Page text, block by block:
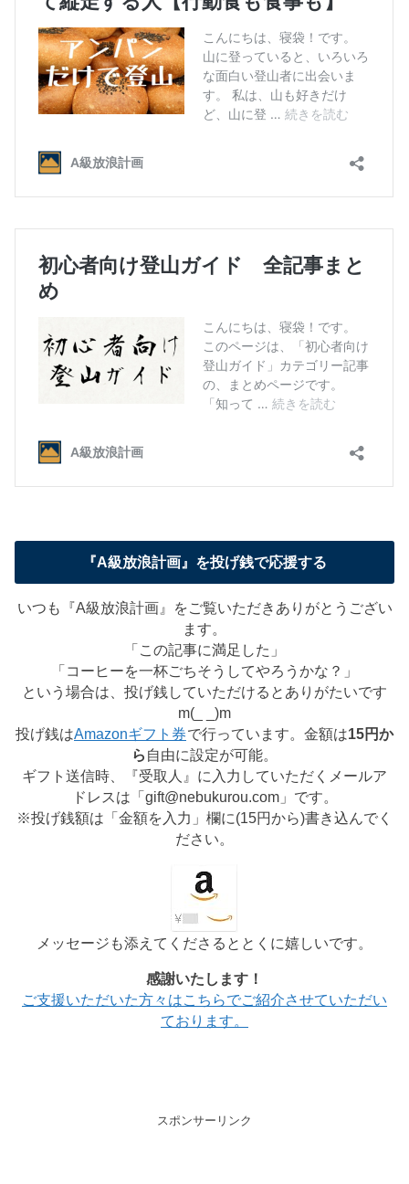
『A級放浪計画』を投げ銭で応援する
いつも『A級放浪計画』をご覧いただきありがとうござい
ます。
「この記事に満足した」
「コーヒーを一杯ごちそうしてやろうかな？」
という場合は、投げ銭していただけるとありがたいです
m(_ _)m
投げ銭はAmazonギフト券で行っています。金額は15円か
ら 自由に設定が可能。
ギフト送信時、『受取人』に入力していただくメールア
ドレスは「gift@nebukurou.com」です。
※投げ銭額は「金額を入力」欄に(15円から)書き込んでく
ださい。
メッセージも添えてくださるととくに嬉しいです。
感謝いたします！
ご支援いただいた方々はこちらでご紹介させていただい
ております。
スポンサーリンク